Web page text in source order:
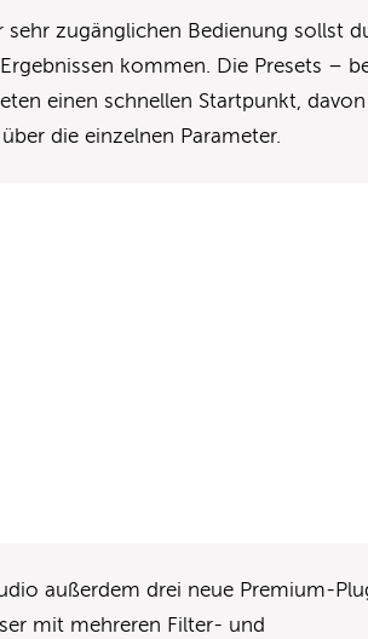
sehr zugänglichen Bedienung sollst
kommen. Die Presets –
einen schnellen Startpunkt, davon
die einzelnen Parameter.
außerdem drei neue Premium-
mit mehreren Filter- und